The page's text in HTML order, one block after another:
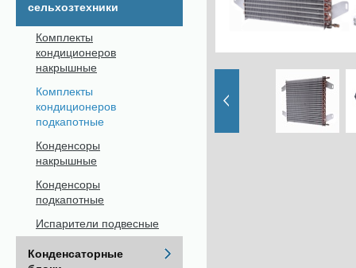
сельхозтехники
Комплекты
кондиционеров
накрышные
Комплекты
кондиционеров
подкапотные
Конденсоры
накрышные
Конденсоры
подкапотные
Испарители подвесные
Конденсаторные